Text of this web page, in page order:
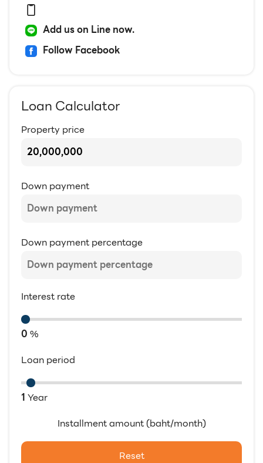
Add us on Line now.
Follow Facebook
Loan Calculator
Property price
Down payment
Down payment percentage
Interest rate
0 %
Loan period
1 Year
Installment amount (baht/month)
Reset